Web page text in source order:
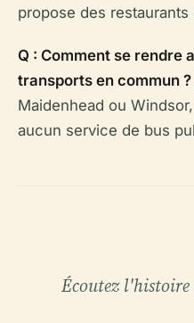
propose des
Q : Comment se rendre
transports en commun ?
Maidenhead ou
aucun service de bus
Écoutez l'histoire